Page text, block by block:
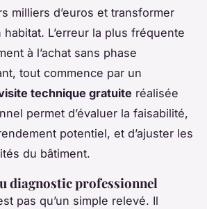
milliers d’euros et transformer
L’erreur la plus fréquente
à l’achat sans phase
tout commence par un
technique gratuite réalisée
permet d’évaluer la faisabilité,
potentiel, et d’ajuster les
du bâtiment.
diagnostic professionnel
pas qu’un simple relevé. Il